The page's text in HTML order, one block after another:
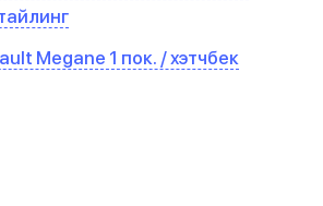
Megane 1 пок. / хэтчбек